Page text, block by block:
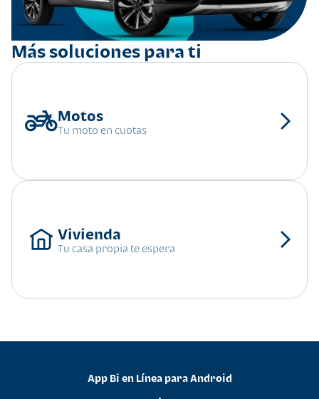
Más soluciones para ti
Tu moto en cuotas
Tu casa propia te espera
App Bi en Línea para Android